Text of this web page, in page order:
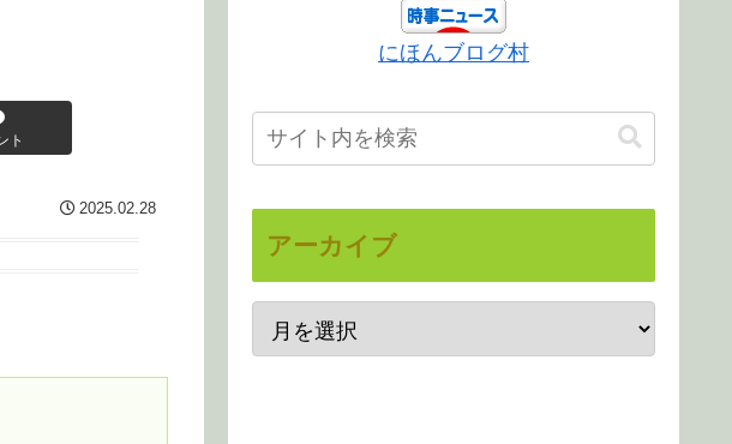
ト
2025.02.28
にほんブログ村
アーカイブ